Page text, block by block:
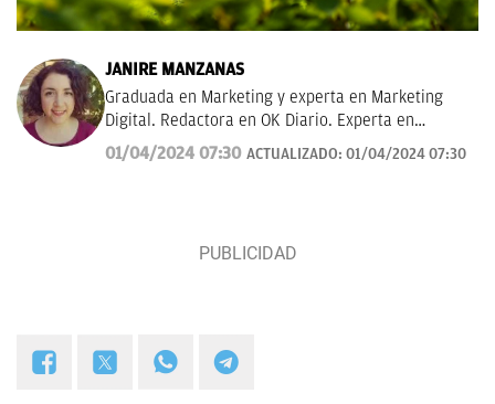
JANIRE MANZANAS
Graduada en Marketing y experta en Marketing
Digital. Redactora en OK Diario. Experta en
curiosidades, mascotas, consumo y Lotería de
Navidad.
01/04/2024 07:30 ACTUALIZADO: 01/04/2024 07:30